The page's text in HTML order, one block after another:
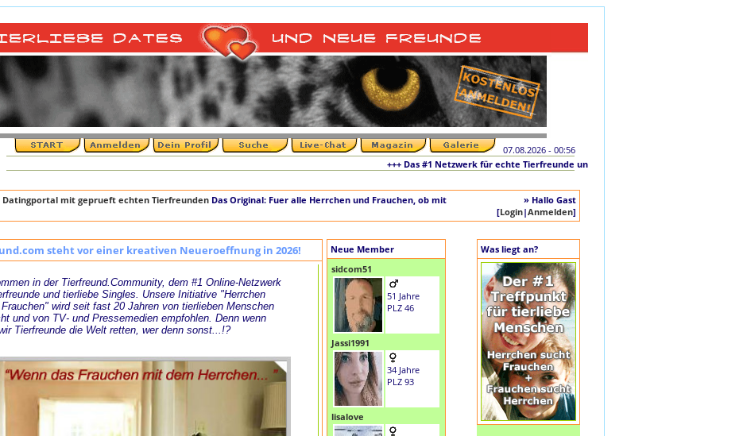
07.08.2026 - 00:56
+++ Das #1 Netzwerk für echte Tierfreunde und tierliebe Singles +++ Die originale
mit geprueft echten Tierfreunden Das Original: Fuer alle Herrchen und Frauchen, ob mit
» Hallo Gast
[Login|Anmelden]
steht vor einer kreativen Neueroeffnung in 2026!
in der Tierfreund.Community, dem #1 Online-Netzwerk
und tierliebe Singles. Unsere Initiative "Herrchen
wird seit fast 20 Jahren von tierlieben Menschen
und von TV- und Pressemedien empfohlen. Denn wenn
Tierfreunde die Welt retten, wer denn sonst...!?
Neue Member
sidcom51
51 Jahre
PLZ 46
Jassi1991
34 Jahre
PLZ 93
lisalove
Was liegt an?